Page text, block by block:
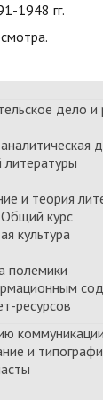
1948 гг.
дело и
и теория
курс
культура
полемики
ресурсов
коммуникации
и